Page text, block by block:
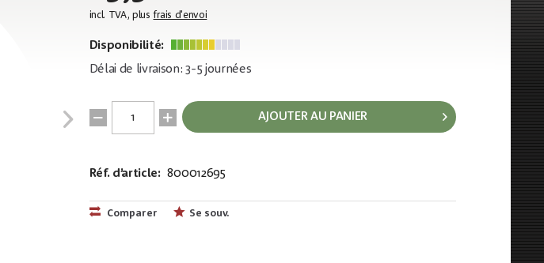
incl. TVA, plusfrais d'envoi
Disponibilité:
Délai de livraison: 3-5 journées
AJOUTER AU PANIER
Réf. d’article: 800012695
Comparer Se souv.